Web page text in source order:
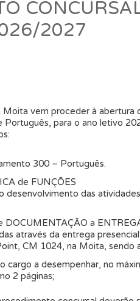
2027
Moita vem proceder à
para o ano letivo
300 – Português.
de FUNÇÕES
das
a
através da entrega
CM 1024, na Moita, sendo
cargo a desempenhar, no
2 páginas;